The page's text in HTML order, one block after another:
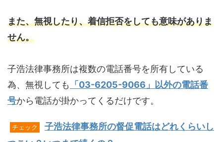
また、無視したり、着信拒否をしても意味がありま
せん。
子浩法律事務所は複数の電話番号を所有している
為、無視しても
「03-6205-9066」以外の電話番
号から電話が掛かってくるだけです。
チェック
子浩法律事務所の督促電話はどれくらいし